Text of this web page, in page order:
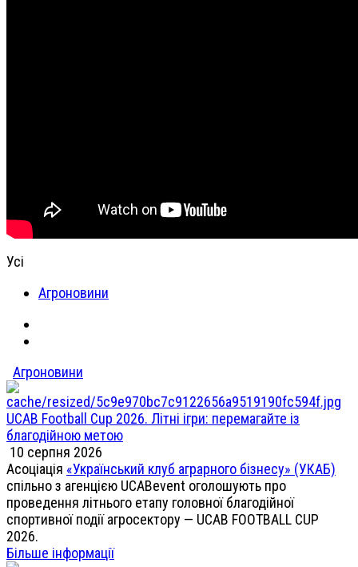
Усі
Агроновини
Агроновини
UCAB Football Cup 2026. Літні ігри: перемагайте із
благодійною метою
10 серпня 2026
Асоціація «Український клуб аграрного бізнесу» (УКАБ)
спільно з агенцією UCABevent оголошують про
проведення літнього етапу головної благодійної
спортивної події агросектору — UCAB FOOTBALL CUP
2026.
Більше інформації